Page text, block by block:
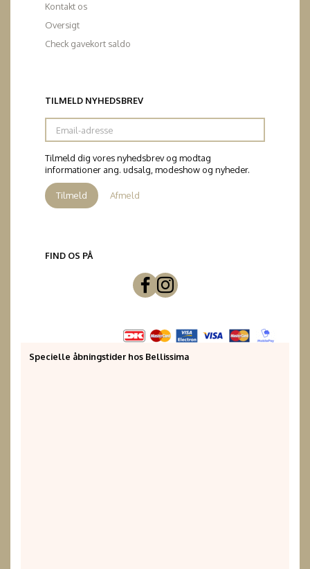
Kontakt os
Oversigt
Check gavekort saldo
TILMELD NYHEDSBREV
Email-
adresse
Tilmeld dig vores nyhedsbrev og modtag
informationer ang. udsalg, modeshow og nyheder.
Tilmeld Afmeld
FIND OS PÅ
Specielle åbningstider hos Bellissima